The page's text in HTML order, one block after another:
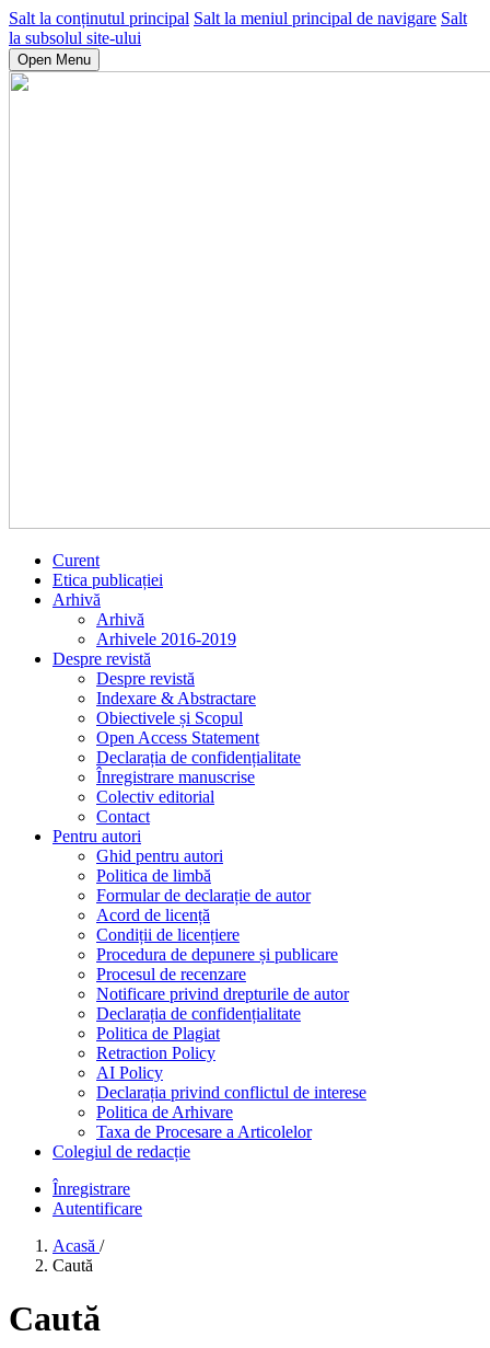
Salt la conținutul principal Salt la meniul principal de navigare Salt
la subsolul site-ului
Open Menu
Curent
Etica publicației
Arhivă
Arhivă
Arhivele 2016-2019
Despre revistă
Despre revistă
Indexare & Abstractare
Obiectivele și Scopul
Open Access Statement
Declarația de confidențialitate
Înregistrare manuscrise
Colectiv editorial
Contact
Pentru autori
Ghid pentru autori
Politica de limbă
Formular de declarație de autor
Acord de licență
Condiții de licențiere
Procedura de depunere și publicare
Procesul de recenzare
Notificare privind drepturile de autor
Declarația de confidențialitate
Politica de Plagiat
Retraction Policy
AI Policy
Declarația privind conflictul de interese
Politica de Arhivare
Taxa de Procesare a Articolelor
Colegiul de redacție
Înregistrare
Autentificare
Acasă /
Caută
Caută